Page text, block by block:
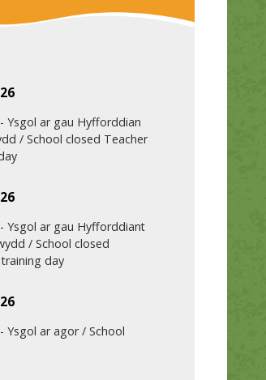
- Ysgol ar gau Hyfforddian
/ School closed Teacher
- Ysgol ar gau Hyfforddiant
/ School closed
day
- Ysgol ar agor / School